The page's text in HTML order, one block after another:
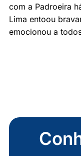
com a Padroeira
Lima entoou
emocionou a